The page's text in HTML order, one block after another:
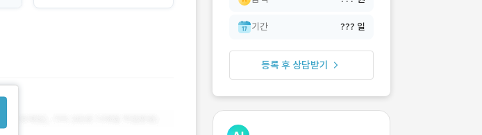
기간 ??? 일
등록 후 상담받기